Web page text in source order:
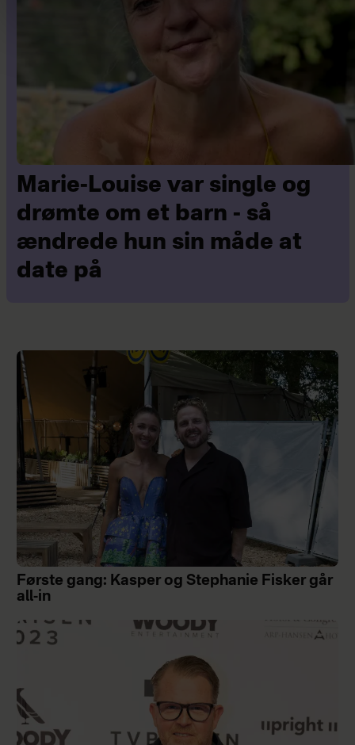
Marie-Louise var single og
drømte om et barn - så
ændrede hun sin måde at
date på
Første gang: Kasper og Stephanie Fisker går
all-in